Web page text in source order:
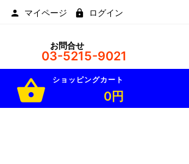
マイページ ログイン
お問合せ
03-5215-9021
shopping_basket ショッピングカート
0円